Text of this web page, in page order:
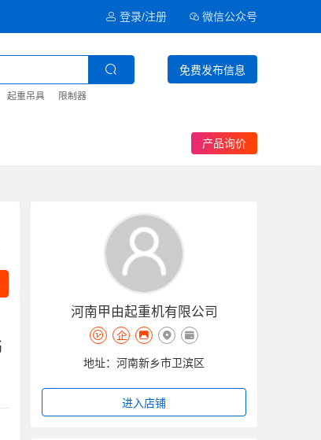
登录/注册 微信公众号
免费发布信息
起重吊具 限制器
产品询价
河南甲由起重机有限公司
地址：河南新乡市卫滨区
进入店铺